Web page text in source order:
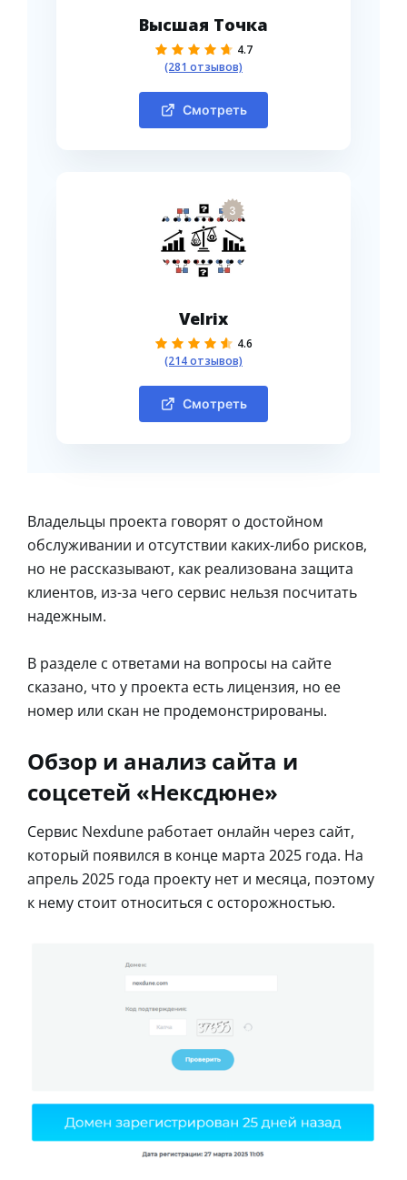
Высшая Точка
4.7
(281 отзывов)
Смотреть
3
Velrix
4.6
(214 отзывов)
Смотреть
Владельцы проекта говорят о достойном
обслуживании и отсутствии каких-либо рисков,
но не рассказывают, как реализована защита
клиентов, из-за чего сервис нельзя посчитать
надежным.
В разделе с ответами на вопросы на сайте
сказано, что у проекта есть лицензия, но ее
номер или скан не продемонстрированы.
Обзор и анализ сайта и
соцсетей «Нексдюне»
Сервис Nexdune работает онлайн через сайт,
который появился в конце марта 2025 года. На
апрель 2025 года проекту нет и месяца, поэтому
к нему стоит относиться с осторожностью.